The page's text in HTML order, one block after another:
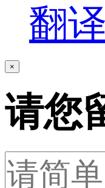
翻
×
请您